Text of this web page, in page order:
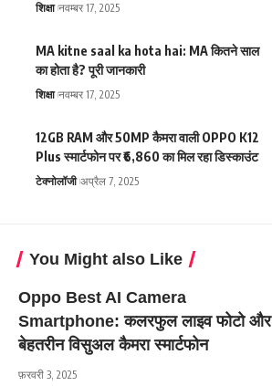
शिक्षा नवम्बर 17, 2025
MA kitne saal ka hota hai: MA कितने साल
का होता है? पूरी जानकारी
शिक्षा नवम्बर 17, 2025
12GB RAM और 50MP कैमरा वाली OPPO K12
Plus स्मार्टफोन पर ₹6,860 का मिल रहा डिस्काउंट
टेक्नोलॉजी अप्रैल 7, 2025
You Might also Like
Oppo Best AI Camera
Smartphone: कलरफुल लाइव फोटो और
बेहतरीन विसुअल कैमरा स्मार्टफोन
फ़रवरी 3, 2025